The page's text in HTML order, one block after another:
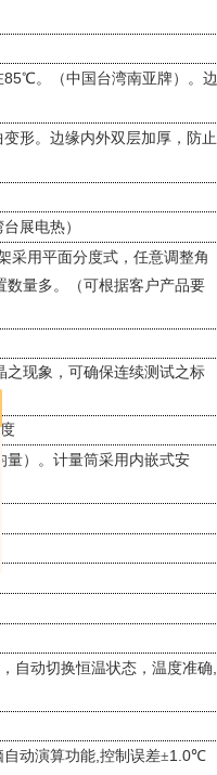
85℃。（中国台湾南亚牌）。边
变形。边缘内外双层加厚，防止
展电热）
采用平面分度式，任意调整角
数量多。（可根据客户产品要
现象，可确保连续测试之标
量）。计量筒采用内嵌式安
自动切换恒温状态，温度准确
自动演算功能 ,控制误差±1.0℃